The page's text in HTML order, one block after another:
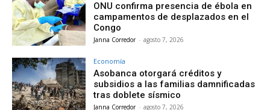
ONU confirma presencia de ébola en
campamentos de desplazados en el
Congo
Janna Corredor - agosto 7, 2026
Economía
Asobanca otorgará créditos y
subsidios a las familias damnificadas
tras doblete sísmico
Janna Corredor - agosto 7, 2026